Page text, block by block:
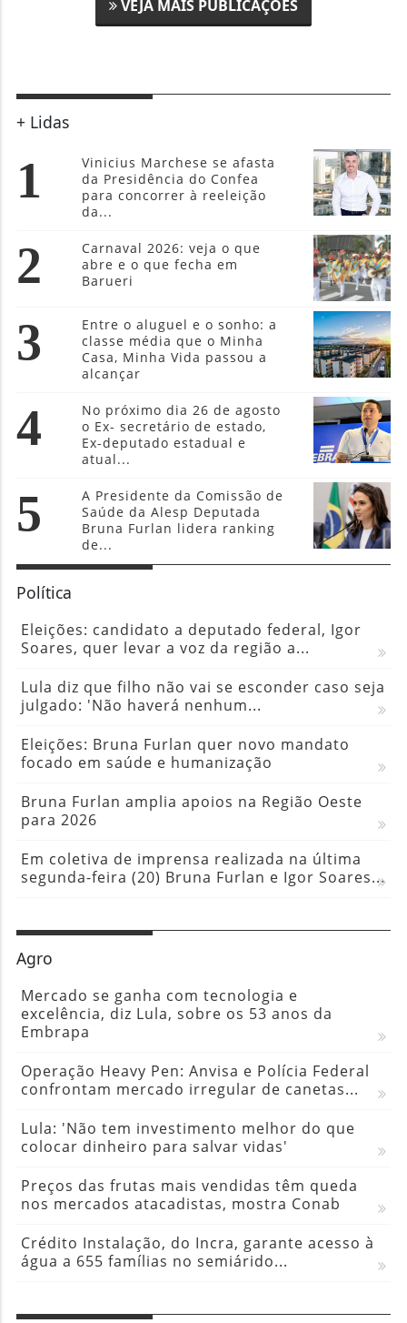
VEJA MAIS PUBLICAÇÕES
+ Lidas
1
Vinicius Marchese se afasta
da Presidência do Confea
para concorrer à reeleição
da...
2
Carnaval 2026: veja o que
abre e o que fecha em
Barueri
3
Entre o aluguel e o sonho: a
classe média que o Minha
Casa, Minha Vida passou a
alcançar
4
No próximo dia 26 de agosto
o Ex- secretário de estado,
Ex-deputado estadual e
atual...
5
A Presidente da Comissão de
Saúde da Alesp Deputada
Bruna Furlan lidera ranking
de...
Política
Eleições: candidato a deputado federal, Igor
Soares, quer levar a voz da região a...
Lula diz que filho não vai se esconder caso seja
julgado: 'Não haverá nenhum...
Eleições: Bruna Furlan quer novo mandato
focado em saúde e humanização
Bruna Furlan amplia apoios na Região Oeste
para 2026
Em coletiva de imprensa realizada na última
segunda-feira (20) Bruna Furlan e Igor Soares...
Agro
Mercado se ganha com tecnologia e
excelência, diz Lula, sobre os 53 anos da
Embrapa
Operação Heavy Pen: Anvisa e Polícia Federal
confrontam mercado irregular de canetas...
Lula: 'Não tem investimento melhor do que
colocar dinheiro para salvar vidas'
Preços das frutas mais vendidas têm queda
nos mercados atacadistas, mostra Conab
Crédito Instalação, do Incra, garante acesso à
água a 655 famílias no semiárido...